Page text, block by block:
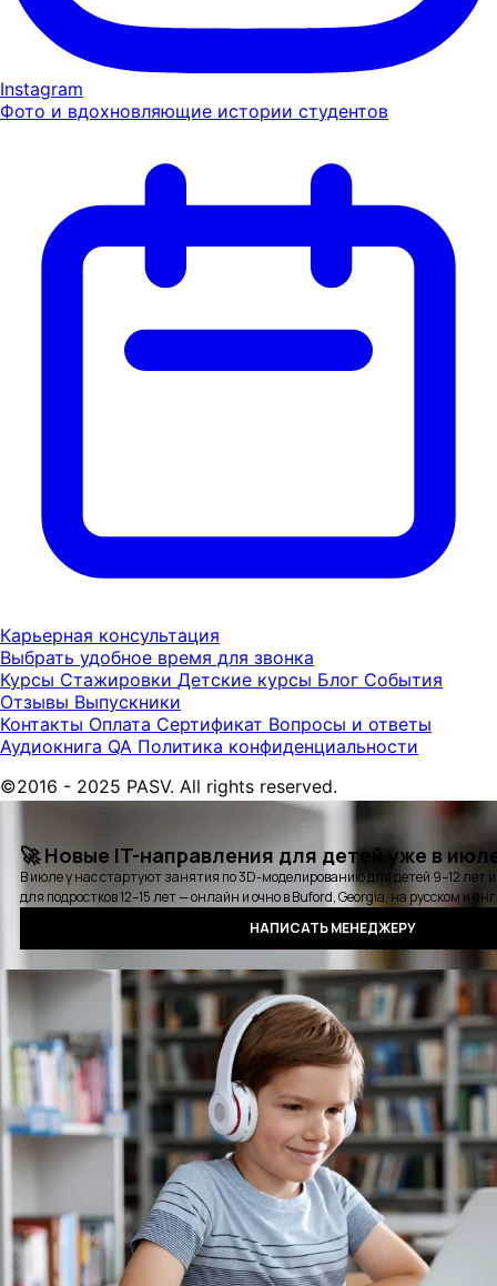
Instagram
Фото и вдохновляющие истории студентов
Карьерная консультация
Выбрать удобное время для звонка
Курсы Стажировки Детские курсы Блог События
Отзывы Выпускники
Контакты Оплата Сертификат Вопросы и ответы
Аудиокнига QA Политика конфиденциальности
©2016 - 2025 PASV. All rights reserved.